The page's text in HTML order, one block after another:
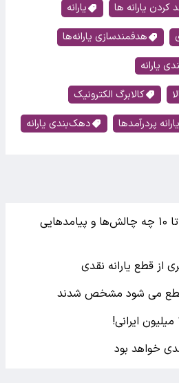
کردن یارانه ها
یارانه
هدفمندسازی یارانه‌ها
یارانه
کالابرگ الکترونیک
پردرآمدها دهک‌بندی‌ یارانه
حذف یارانه دهک‌های ۸ تا ۱۰ چه چالش‌ها و پیامد‌هایی
قطع می شود مشخص شدند
خواهد بود